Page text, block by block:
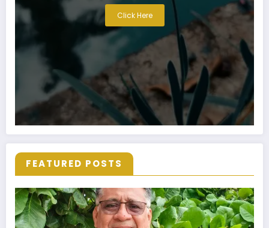
Click Here
FEATURED POSTS